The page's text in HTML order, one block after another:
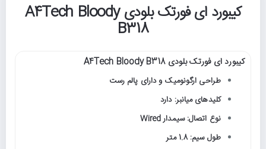
کیبورد ای فورتک بلودی A4Tech Bloody
B318
کیبورد ای فورتک بلودی A4Tech Bloody B318
طراحی ارگونومیک و دارای پالم رست
کلیدهای میانبر: دارد
نوع اتصال: سیمدار Wired
طول سیم: 1.8 متر